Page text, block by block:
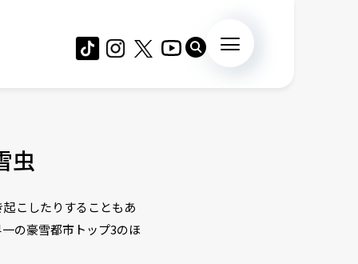
虫
こしたりすることもあ
の豪雪都市トップ3のほ